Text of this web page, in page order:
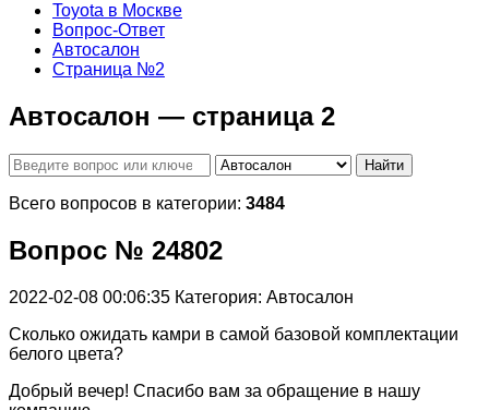
Toyota в Москве
Вопрос-Ответ
Автосалон
Страница №2
Автосалон — страница 2
Найти
Всего вопросов в категории: 3484
Вопрос № 24802
2022-02-08 00:06:35 Категория: Автосалон
Сколько ожидать камри в самой базовой комплектации
белого цвета?
Добрый вечер! Спасибо вам за обращение в нашу